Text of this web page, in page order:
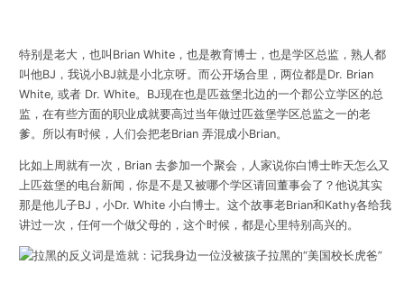
特别是老大，也叫Brian White，也是教育博士，也是学区总监，熟人都
叫他BJ，我说小BJ就是小北京呀。而公开场合里，两位都是Dr. Brian
White, 或者 Dr. White。BJ现在也是匹兹堡北边的一个郡公立学区的总
监，在有些方面的职业成就要高过当年做过匹兹堡学区总监之一的老
爹。所以有时候，人们会把老Brian 弄混成小Brian。
比如上周就有一次，Brian 去参加一个聚会，人家说你白博士昨天怎么又
上匹兹堡的电台新闻，你是不是又被哪个学区请回董事会了？他说其实
那是他儿子BJ，小Dr. White 小白博士。这个故事老Brian和Kathy各给我
讲过一次，任何一个做父母的，这个时候，都是心里特别高兴的。